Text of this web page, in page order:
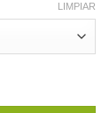
LIMPIAR